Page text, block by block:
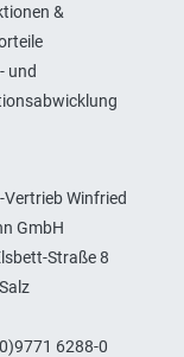
&
und
Winfried
GmbH
Straße 8
6288-0